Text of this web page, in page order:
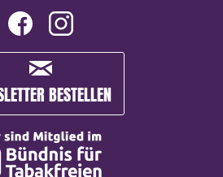
BESTELLEN